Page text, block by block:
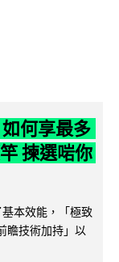
何享最多
揀選啱你
本效能，「極致
瞻技術加持」以